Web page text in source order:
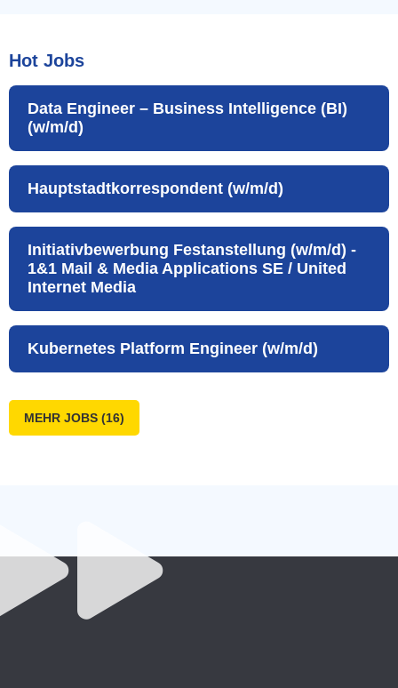
Hot Jobs
Data Engineer – Business Intelligence (BI)
(w/m/d)
Hauptstadtkorrespondent (w/m/d)
Initiativbewerbung Festanstellung (w/m/d) -
1&1 Mail & Media Applications SE / United
Internet Media
Kubernetes Platform Engineer (w/m/d)
MEHR JOBS (16)